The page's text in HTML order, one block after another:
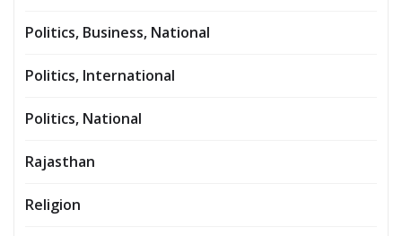
Politics, Business, National
Politics, International
Politics, National
Rajasthan
Religion